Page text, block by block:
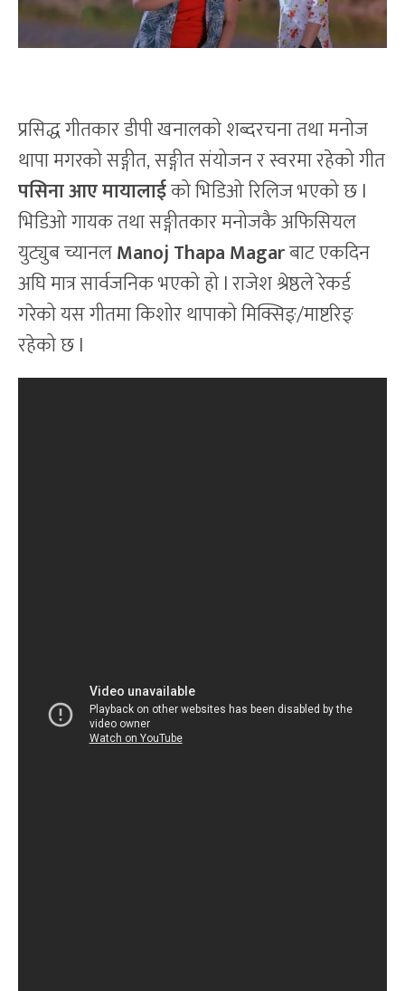
प्रसिद्ध गीतकार डीपी खनालको शब्दरचना तथा मनोज
थापा मगरको सङ्गीत, सङ्गीत संयोजन र स्वरमा रहेको गीत
पसिना आए मायालाईको भिडिओ रिलिज भएको छ l
भिडिओ गायक तथा सङ्गीतकार मनोजकै अफिसियल
युट्युब च्यानलManoj Thapa Magarबाट एकदिन
अघि मात्र सार्वजनिक भएको हो l राजेश श्रेष्ठले रेकर्ड
गरेको यस गीतमा किशोर थापाको मिक्सिङ्/माष्टरिङ्
रहेको छ l